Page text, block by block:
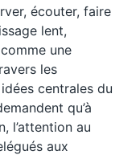
écouter, faire
lent,
une
les
centrales du
qu’à
l’attention au
aux